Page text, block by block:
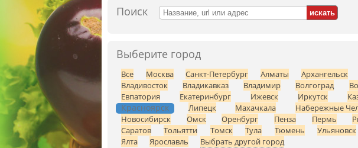
Поиск
Выберите город
Все Москва Санкт-Петербург Алматы Архангельск
Владивосток
Владикавказ Владимир Волгоград
Евпатория
Екатеринбург Ижевск Иркутск
Красноярск Липецк Махачкала Набережные
Новосибирск
Омск Оренбург Пенза Пермь
Саратов
Тольятти Томск Тула Тюмень Ульяновск
Ялта
Ярославль Выбрать другой город